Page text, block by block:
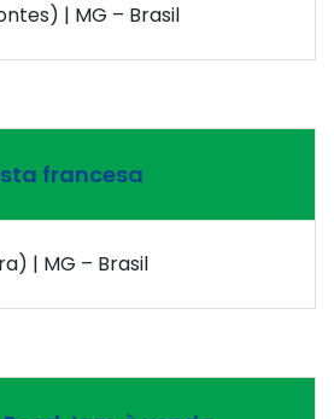
| MG – Brasil
francesa
| MG – Brasil